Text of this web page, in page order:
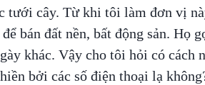
tưới cây. Từ khi tôi làm đơn vị
bán đất nền, bất động sản. Họ
khác. Vậy cho tôi hỏi có cách
bởi các số điện thoại lạ